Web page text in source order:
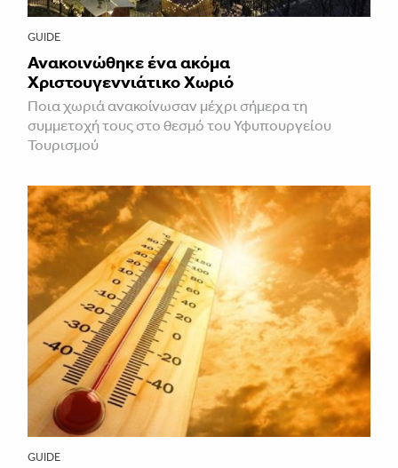
GUIDE
Ανακοινώθηκε ένα ακόμα
Χριστουγεννιάτικο Χωριό
Ποια χωριά ανακοίνωσαν μέχρι σήμερα τη
συμμετοχή τους στο θεσμό του Υφυπουργείου
Τουρισμού
GUIDE